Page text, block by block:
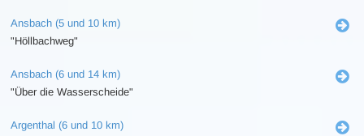
Ansbach (5 und 10 km)
"Höllbachweg"
Ansbach (6 und 14 km)
"Über die Wasserscheide"
Argenthal (6 und 10 km)